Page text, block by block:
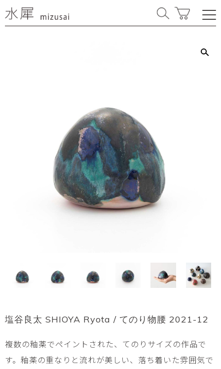
塩谷良太 SHIOYA Ryota / てのり物腰 2021-12
複数の釉薬でペイントされた、てのりサイズの作品で
す。釉薬の重なりと流れが美しい、落ち着いた雰囲気で